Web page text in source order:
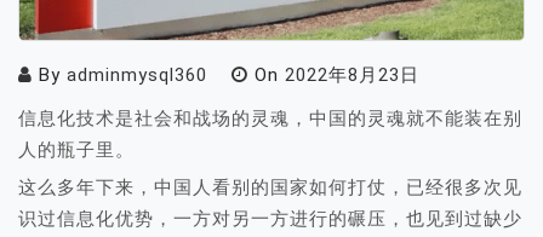
By adminmysql360 On 2022年8月23日
信息化技术是社会和战场的灵魂，中国的灵魂就不能装在别
人的瓶子里。
这么多年下来，中国人看别的国家如何打仗，已经很多次见
识过信息化优势，一方对另一方进行的碾压，也见到过缺少